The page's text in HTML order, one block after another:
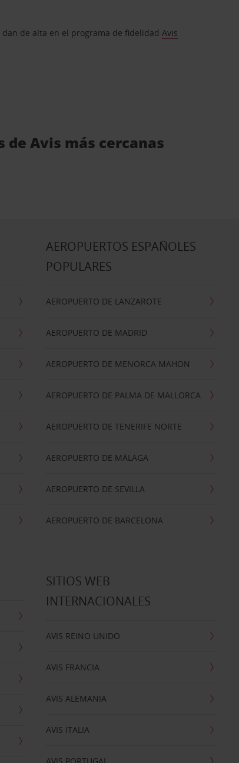
dan de alta en el programa de fidelidadAvis
Avis más cercanas
AEROPUERTOS ESPAÑOLES
POPULARES
AEROPUERTO DE LANZAROTE
AEROPUERTO DE MADRID
AEROPUERTO DE MENORCA MAHON
AEROPUERTO DE PALMA DE MALLORCA
AEROPUERTO DE TENERIFE NORTE
AEROPUERTO DE MÁLAGA
AEROPUERTO DE SEVILLA
AEROPUERTO DE BARCELONA
SITIOS WEB
INTERNACIONALES
AVIS REINO UNIDO
AVIS FRANCIA
AVIS ALEMANIA
AVIS ITALIA